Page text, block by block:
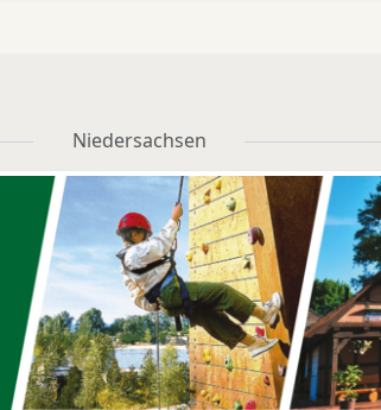
Niedersachsen